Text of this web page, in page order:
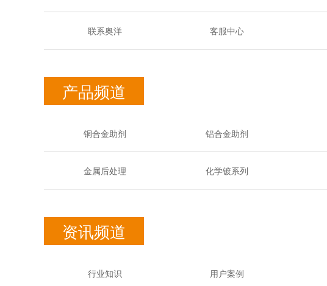
联系奥洋 客服中心
产品频道
铜合金助剂 铝合金助剂
金属后处理 化学镀系列
资讯频道
行业知识 用户案例